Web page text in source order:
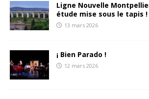
Ligne Nouvelle
étude mise sous le tapis !
13 mars 2026
¡ Bien Parado !
12 mars 2026